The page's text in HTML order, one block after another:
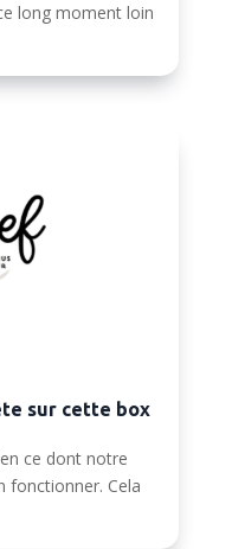
long moment loin
sur cette box
ce dont notre
fonctionner. Cela